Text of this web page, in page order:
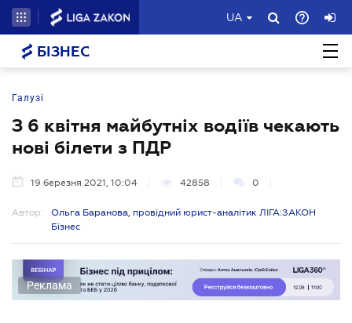
UA
БІЗНЕС
Галузі
З 6 квітня майбутніх водіїв чекають
нові білети з ПДР
19 березня 2021, 10:04 42858 0
Автор:
Ольга Баранова, провідний юрист-аналітик ЛІГА:ЗАКОН
Бізнес
Реклама